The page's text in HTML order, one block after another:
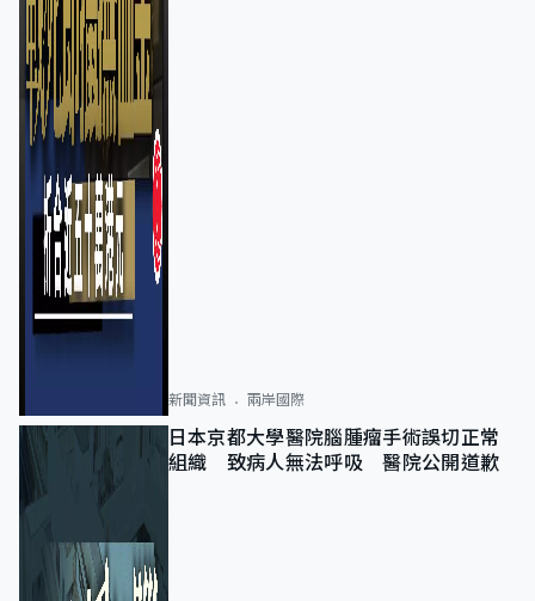
新聞資訊 兩岸國際
日本京都大學醫院腦腫瘤手術誤切正常
組織 致病人無法呼吸 醫院公開道歉